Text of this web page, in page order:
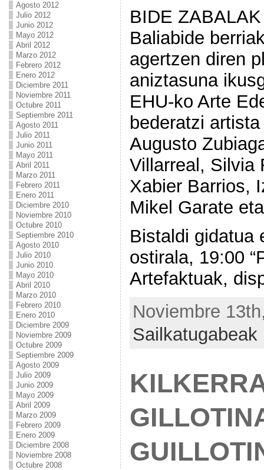
Agosto 2012
Julio 2012
Junio 2012
Mayo 2012
Abril 2012
Marzo 2012
Febrero 2012
Enero 2012
Diciembre 2011
Noviembre 2011
Octubre 2011
Septiembre 2011
Agosto 2011
Julio 2011
Junio 2011
Mayo 2011
Abril 2011
Marzo 2011
Febrero 2011
Enero 2011
Diciembre 2010
Noviembre 2010
Octubre 2010
Septiembre 2010
Agosto 2010
Julio 2010
Junio 2010
Mayo 2010
Abril 2010
Marzo 2010
Febrero 2010
Enero 2010
Diciembre 2009
Noviembre 2009
Octubre 2009
Septiembre 2009
Agosto 2009
Julio 2009
Junio 2009
Mayo 2009
Abril 2009
Marzo 2009
Febrero 2009
Enero 2009
Diciembre 2008
Noviembre 2008
Octubre 2008
BIDE
Baliabide
agertzen diren
aniztasuna
EHU-ko Arte
bederatzi
Augusto
Villarreal, Silvia
Xabier Barrios,
Mikel Garate
Bistaldi gidatua
ostirala, 19:00
Artefaktuak,
Noviembre
Sailkatugabeak